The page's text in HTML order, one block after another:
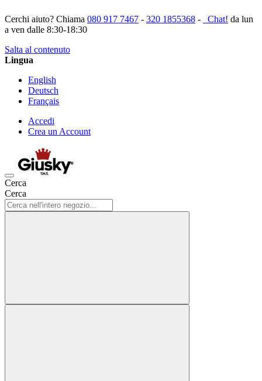
Cerchi aiuto? Chiama 080 917 7467 - 320 1855368 - Chat! da lun
a ven dalle 8:30-18:30
Salta al contenuto
Lingua
English
Deutsch
Français
Accedi
Crea un Account
Cerca
Cerca